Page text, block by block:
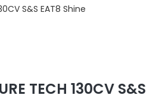
S&S EAT8 Shine
TECH 130CV S&S